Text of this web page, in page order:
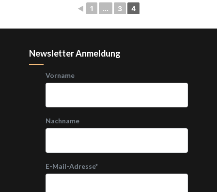
◄ 1 ... 3 4
Newsletter Anmeldung
Vorname
Nachname
E-Mail-Adresse*